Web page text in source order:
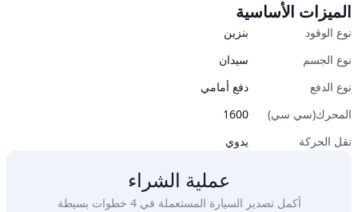
الميزات الأساسية
نوع الوقود
بنزين
نوع الجسم
سيدان
نوع الدفع
دفع أمامي
المحرك(سي سي)
1600
نقل الحركة
يدوي
عملية الشراء
أكمل تصدير السيارة المستعملة في 4 خطوات بسيطة